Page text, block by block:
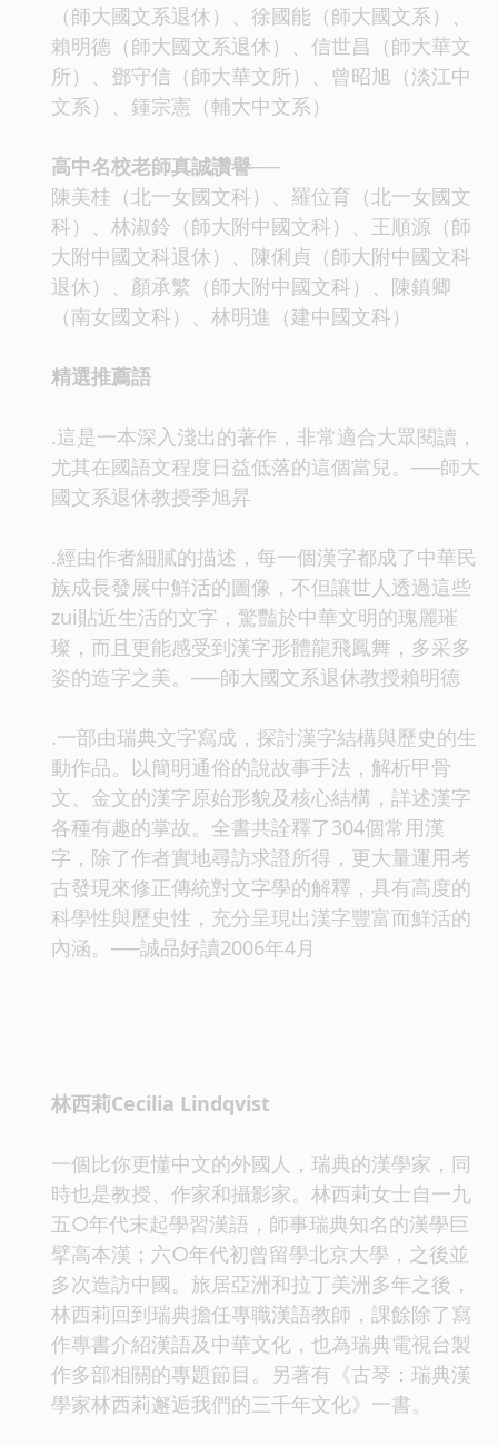
（師大國文系退休）、徐國能（師大國文系）、
賴明德（師大國文系退休）、信世昌（師大華文
所）、鄧守信（師大華文所）、曾昭旭（淡江中
文系）、鍾宗憲（輔大中文系）
高中名校老師真誠讚譽──
陳美桂（北一女國文科）、羅位育（北一女國文
科）、林淑鈴（師大附中國文科）、王順源（師
大附中國文科退休）、陳俐貞（師大附中國文科
退休）、顏承繁（師大附中國文科）、陳鎮卿
（南女國文科）、林明進（建中國文科）
精選推薦語
.這是一本深入淺出的著作，非常適合大眾閱讀，
尤其在國語文程度日益低落的這個當兒。──師大
國文系退休教授季旭昇
.經由作者細膩的描述，每一個漢字都成了中華民
族成長發展中鮮活的圖像，不但讓世人透過這些
zui貼近生活的文字，驚豔於中華文明的瑰麗璀
璨，而且更能感受到漢字形體龍飛鳳舞，多采多
姿的造字之美。──師大國文系退休教授賴明德
.一部由瑞典文字寫成，探討漢字結構與歷史的生
動作品。以簡明通俗的說故事手法，解析甲骨
文、金文的漢字原始形貌及核心結構，詳述漢字
各種有趣的掌故。全書共詮釋了304個常用漢
字，除了作者實地尋訪求證所得，更大量運用考
古發現來修正傳統對文字學的解釋，具有高度的
科學性與歷史性，充分呈現出漢字豐富而鮮活的
內涵。──誠品好讀2006年4月
林西莉Cecilia Lindqvist
一個比你更懂中文的外國人，瑞典的漢學家，同
時也是教授、作家和攝影家。林西莉女士自一九
五○年代末起學習漢語，師事瑞典知名的漢學巨
擘高本漢；六○年代初曾留學北京大學，之後並
多次造訪中國。旅居亞洲和拉丁美洲多年之後，
林西莉回到瑞典擔任專職漢語教師，課餘除了寫
作專書介紹漢語及中華文化，也為瑞典電視台製
作多部相關的專題節目。另著有《古琴：瑞典漢
學家林西莉邂逅我們的三千年文化》一書。